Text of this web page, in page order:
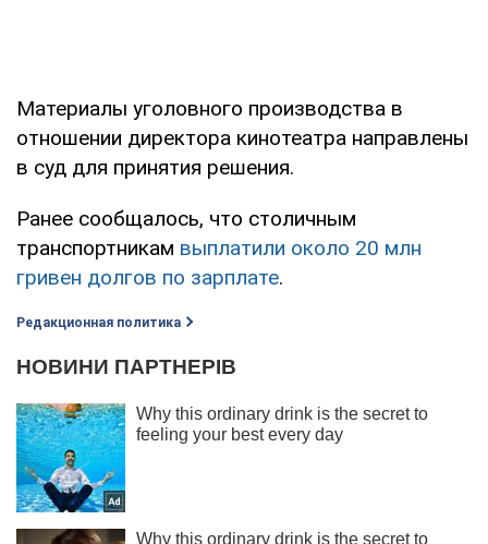
Материалы уголовного производства в
отношении директора кинотеатра направлены
в суд для принятия решения.
Ранее сообщалось, что столичным
транспортникам выплатили около 20 млн
гривен долгов по зарплате.
Редакционная политика